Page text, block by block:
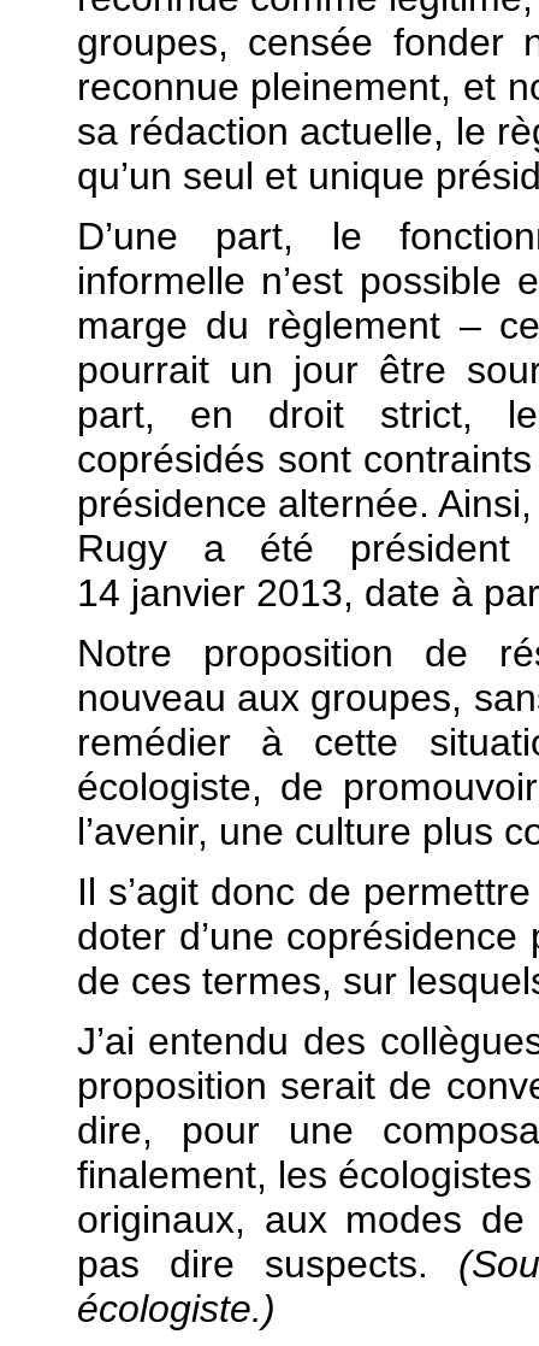
groupes, censée fonder
reconnue pleinement, et
sa rédaction actuelle, le
qu’un seul et unique
D’une part, le
informelle n’est possible
marge du règlement –
pourrait un jour être
part, en droit strict,
coprésidés sont
présidence alternée.
Rugy a été président
14 janvier 2013, date à
Notre proposition de
nouveau aux groupes,
remédier à cette
écologiste, de
l’avenir, une culture plus
Il s’agit donc de
doter d’une
de ces termes, sur
J’ai entendu des
proposition serait de
dire, pour une
finalement, les
originaux, aux modes
pas dire suspects.
écologiste.)